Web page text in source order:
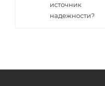
источник
надежности?